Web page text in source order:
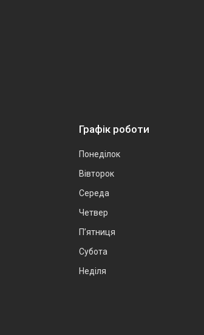
Графік роботи
Понеділок
Вівторок
Середа
Четвер
Пʼятниця
Субота
Неділя